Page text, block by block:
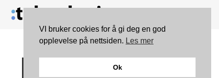
VI bruker cookies for å gi deg en god
opplevelse på nettsiden. Les mer
Ok